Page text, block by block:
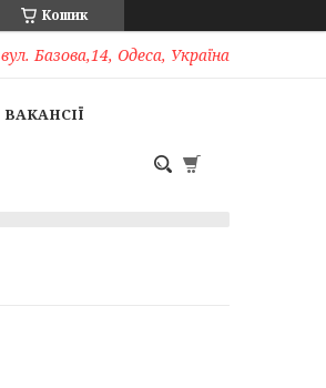
Кошик
вул. Базова,14, Одеса, Україна
ВАКАНСІЇ